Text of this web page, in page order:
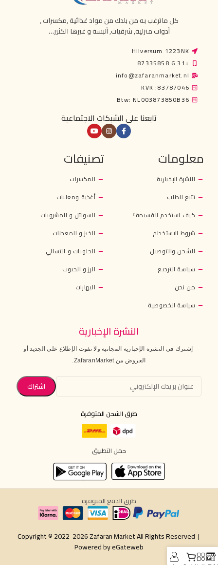
كل ماترغب به من بلدك من مواد غذائية ,مكسرات ,
أدوات منزلية, شرقيات, ألبسة و غيرها الكثير…
Hilversum 1223NK
+31 6 87335858
info@zafaranmarket.nl
KVK :83787046
Btw: NL003873850B36
تابعنا على الشبكات الاجتماعية
معلومات
النشرة الإخبارية
تتبع الطلب
كيف استخدم القسيمة؟
شروط الاستخدام
الشحن والتوصيل
سياسة الترجيع
من نحن
سياسة الخصوصية
تصنيفات
المكسرات
أغذية ومعلبات
السوائل و المشروبات
الخبز و المعجنات
الحلويات و التسالي
الرز و الحبوب
البهارات
النشرة الإخبارية
إشترك في النشرة الإخبارية المجانية ولا تفوت الإطلاع على الجديد أو
العروض من ZafaranMarket.
طرق الشحن المتوفرة
حمل التطبيق
طرق الدفع المتوفرة
Copyright © 2022-2026 Zafaran Market All Rights Reserved |
Powered byeGateweb